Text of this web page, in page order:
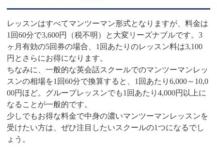
レッスンはすべてマンツーマン形式となりますが、料金は
1回60分で3,600円（税不明）と大変リーズナブルです。3
ヶ月有効の5回券の場合、1回あたりのレッスン料は3,100
円とさらにお得になります。
ちなみに、一般的な英会話スクールでのマンツーマンレッ
スンの相場を1回60分で換算すると、1回あたり6,000～10,0
00円ほど。グループレッスンでも1回あたり4,000円以上に
なることが一般的です。
少しでもお得な料金で中身の濃いマンツーマンレッスンを
受けたい方は、ぜひ注目したいスクールの1つになるでし
ょう。